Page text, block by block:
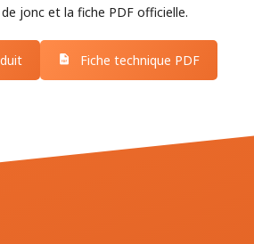
jonc et la fiche PDF officielle.
Fiche technique PDF